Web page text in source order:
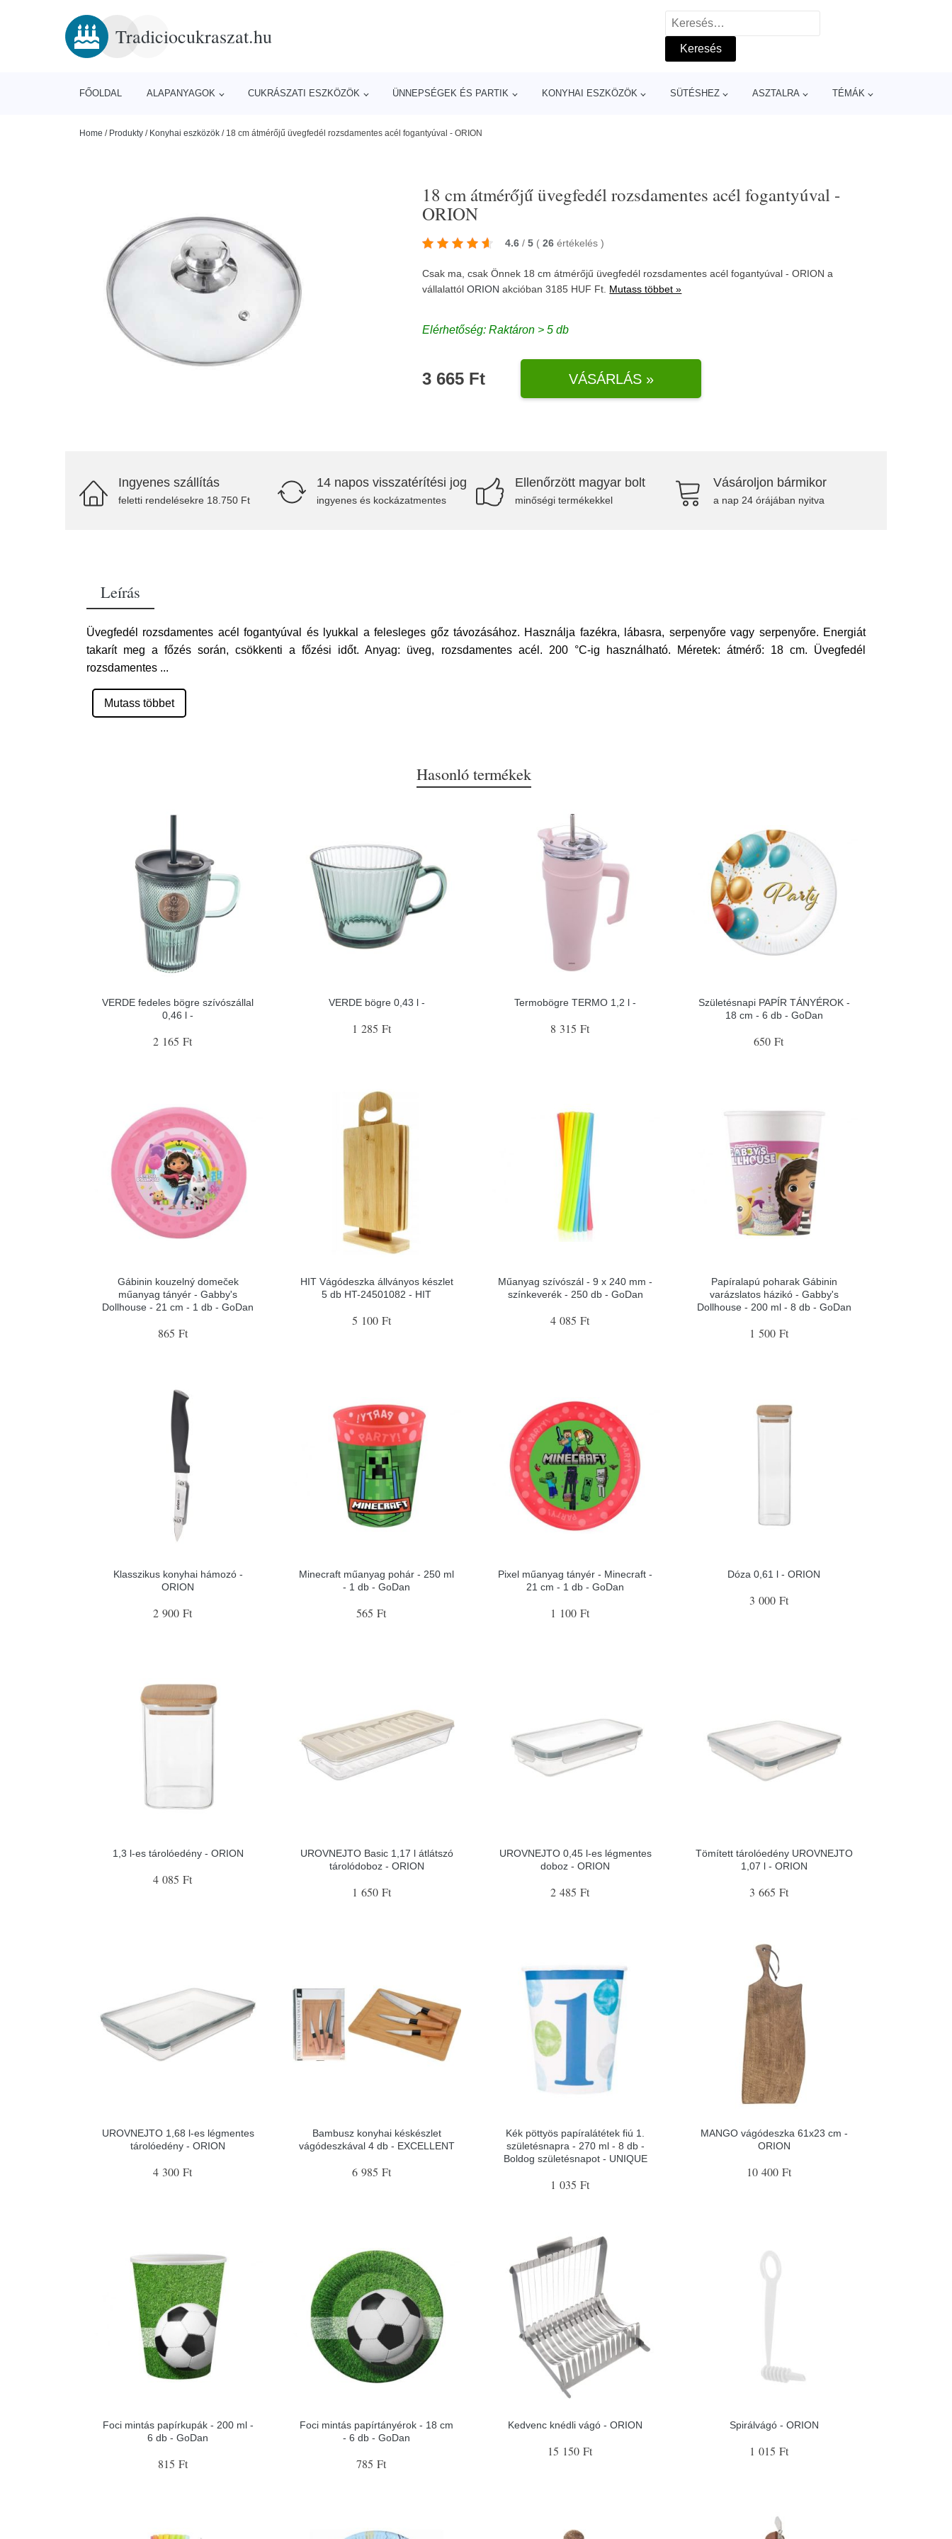
Tradiciocukraszat.hu
Keresés:
FŐOLDAL ALAPANYAGOK CUKRÁSZATI ESZKÖZÖK ÜNNEPSÉGEK ÉS PARTIK KONYHAI ESZKÖZÖK SÜTÉSHEZ ASZTALRA TÉMÁK
Home / Produkty / Konyhai eszközök / 18 cm átmérőjű üvegfedél rozsdamentes acél fogantyúval - ORION
18 cm átmérőjű üvegfedél rozsdamentes acél fogantyúval -
ORION
4.6 / 5 ( 26 értékelés)
Csak ma, csak Önnek 18 cm átmérőjű üvegfedél rozsdamentes acél fogantyúval - ORION a
vállalattólORION akcióban 3185 HUF Ft. Mutass többet »
Elérhetőség: Raktáron > 5 db
3 665 Ft VÁSÁRLÁS »
Ingyenes szállítás
feletti rendelésekre 18.750 Ft
14 napos visszatérítési jog
ingyenes és kockázatmentes
Ellenőrzött magyar bolt
minőségi termékekkel
Vásároljon bármikor
a nap 24 órájában nyitva
Leírás
Üvegfedél rozsdamentes acél fogantyúval és lyukkal a felesleges gőz távozásához. Használja fazékra, lábasra, serpenyőre vagy serpenyőre. Energiát
takarít meg a főzés során, csökkenti a főzési időt. Anyag: üveg, rozsdamentes acél. 200 °C-ig használható. Méretek: átmérő: 18 cm. Üvegfedél
rozsdamentes ...
Mutass többet
Hasonló termékek
VERDE fedeles bögre szívószállal
0,46 l -
2 165 Ft
VERDE bögre 0,43 l -
1 285 Ft
Termobögre TERMO 1,2 l -
8 315 Ft
Születésnapi PAPÍR TÁNYÉROK -
18 cm - 6 db - GoDan
650 Ft
Gábinin kouzelný domeček
műanyag tányér - Gabby's
Dollhouse - 21 cm - 1 db - GoDan
865 Ft
HIT Vágódeszka állványos készlet
5 db HT-24501082 - HIT
5 100 Ft
Műanyag szívószál - 9 x 240 mm -
színkeverék - 250 db - GoDan
4 085 Ft
Papíralapú poharak Gábinin
varázslatos házikó - Gabby's
Dollhouse - 200 ml - 8 db - GoDan
1 500 Ft
Klasszikus konyhai hámozó -
ORION
2 900 Ft
Minecraft műanyag pohár - 250 ml
- 1 db - GoDan
565 Ft
Pixel műanyag tányér - Minecraft -
21 cm - 1 db - GoDan
1 100 Ft
Dóza 0,61 l - ORION
3 000 Ft
1,3 l-es tárolóedény - ORION
4 085 Ft
UROVNEJTO Basic 1,17 l átlátszó
tárolódoboz - ORION
1 650 Ft
UROVNEJTO 0,45 l-es légmentes
doboz - ORION
2 485 Ft
Tömített tárolóedény UROVNEJTO
1,07 l - ORION
3 665 Ft
UROVNEJTO 1,68 l-es légmentes
tárolóedény - ORION
4 300 Ft
Bambusz konyhai késkészlet
vágódeszkával 4 db - EXCELLENT
6 985 Ft
Kék pöttyös papíralátétek fiú 1.
születésnapra - 270 ml - 8 db -
Boldog születésnapot - UNIQUE
1 035 Ft
MANGO vágódeszka 61x23 cm -
ORION
10 400 Ft
Foci mintás papírkupák - 200 ml -
6 db - GoDan
815 Ft
Foci mintás papírtányérok - 18 cm
- 6 db - GoDan
785 Ft
Kedvenc knédli vágó - ORION
15 150 Ft
Spirálvágó - ORION
1 015 Ft